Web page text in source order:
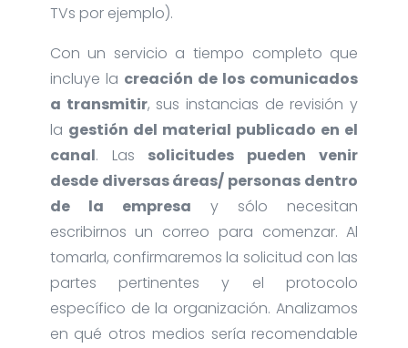
TVs por ejemplo).
Con un servicio a tiempo completo que
incluye la creación de los comunicados
a transmitir, sus instancias de revisión y
la gestión del material publicado en el
canal. Las solicitudes pueden venir
desde diversas áreas/ personas dentro
de la empresa y sólo necesitan
escribirnos un correo para comenzar. Al
tomarla, confirmaremos la solicitud con las
partes pertinentes y el protocolo
específico de la organización. Analizamos
en qué otros medios sería recomendable